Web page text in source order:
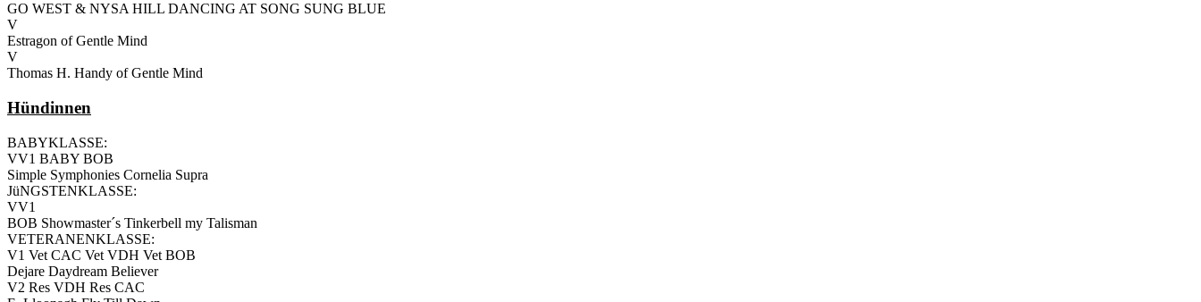
GO WEST & NYSA HILL DANCING AT SONG SUNG BLUE
V
Estragon of Gentle Mind
V
Thomas H. Handy of Gentle Mind
Hündinnen
BABYKLASSE:
VV1 BABY BOB
Simple Symphonies Cornelia Supra
JüNGSTENKLASSE:
VV1
BOB Showmaster´s Tinkerbell my Talisman
VETERANENKLASSE:
V1 Vet CAC Vet VDH Vet BOB
Dejare Daydream Believer
V2 Res VDH Res CAC